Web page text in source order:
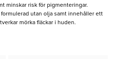
minskar risk för pigmenteringar.
utan olja samt innehåller ett
mörka fläckar i huden.